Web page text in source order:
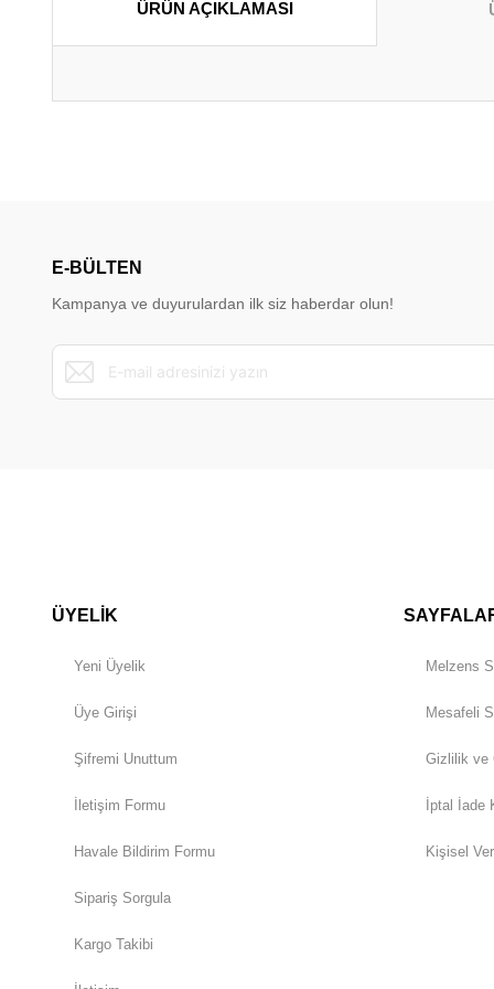
ÜRÜN AÇIKLAMASI
Ürün açıklamasında eksik bilgiler bulunuyor.
Ürün bilgilerinde hatalar bulunuyor.
Bu ürüne benzer farklı alternatifler olmalı.
E-BÜLTEN
Kampanya ve duyurulardan ilk siz haberdar olun!
ÜYELİK
Yeni Üyelik
Üye Girişi
Şifremi Unuttum
İletişim Formu
Havale Bildirim Formu
Sipariş Sorgula
Kargo Takibi
Melzens
Mesafeli
Gizlilik ve
İptal İade
Kişisel